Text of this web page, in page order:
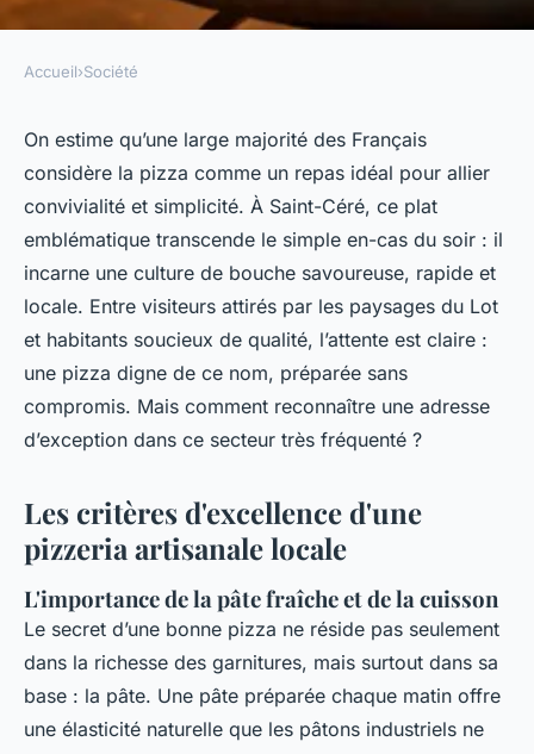
Les meilleures pizzérias
artisanales à découvrir à
Saint-Céré
Orion•05/05/2026 17:30 •7 min de lecture
Accueil›Société
On estime qu’une large majorité des Français
considère la pizza comme un repas idéal pour allier
convivialité et simplicité. À Saint-Céré, ce plat
emblématique transcende le simple en-cas du soir : il
incarne une culture de bouche savoureuse, rapide et
locale. Entre visiteurs attirés par les paysages du Lot
et habitants soucieux de qualité, l’attente est claire :
une pizza digne de ce nom, préparée sans
compromis. Mais comment reconnaître une adresse
d’exception dans ce secteur très fréquenté ?
Les critères d'excellence d'une
pizzeria artisanale locale
L'importance de la pâte fraîche et de la cuisson
Le secret d’une bonne pizza ne réside pas seulement
dans la richesse des garnitures, mais surtout dans sa
base : la pâte. Une pâte préparée chaque matin offre
une élasticité naturelle que les pâtons industriels ne